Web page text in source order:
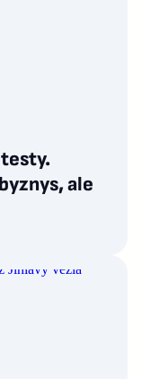
ale